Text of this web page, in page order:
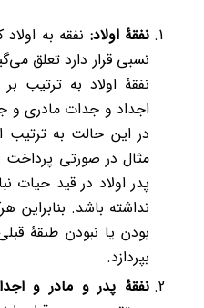
نفقۀ اولاد: نفقه به
نفقۀ اولاد به ترتیب
اجداد و جدات مادری و
در این حالت به
مثال در صورتی
پدر اولاد در قید حیات
نداشته باشد. بنابراین
بودن یا نبودن طبقۀ
بپردازد.
نفقۀ پدر و مادر و